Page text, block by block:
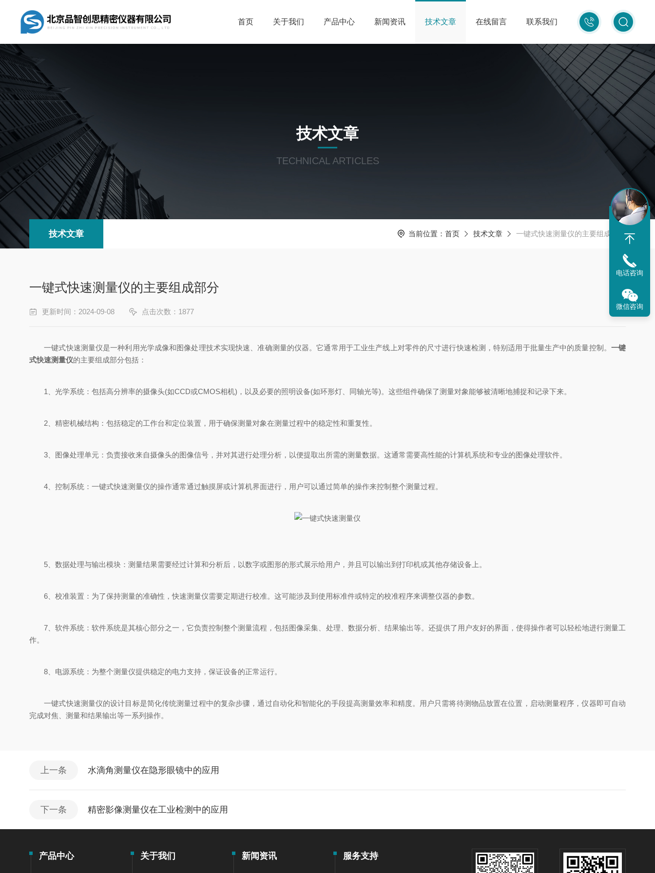
010-
87681080
首页 关于我们 产品中心 新闻资讯 技术文章 在线留言 联系我们
技术文章
TECHNICAL ARTICLES
技术文章 当前位置： 首页 技术文章 一键式快速测量仪的主要组成部分
一键式快速测量仪的主要组成部分
更新时间：2024-09-08 点击次数：1877
一键式快速测量仪是一种利用光学成像和图像处理技术实现快速、准确测量的仪器。它通常用于工业生产线上对零件的尺寸进行快速检测，特别适用于批量生产中的质量控制。 一键
式快速测量仪的主要组成部分包括：
1、光学系统：包括高分辨率的摄像头(如CCD或CMOS相机)，以及必要的照明设备(如环形灯、同轴光等)。这些组件确保了测量对象能够被清晰地捕捉和记录下来。
2、精密机械结构：包括稳定的工作台和定位装置，用于确保测量对象在测量过程中的稳定性和重复性。
3、图像处理单元：负责接收来自摄像头的图像信号，并对其进行处理分析，以便提取出所需的测量数据。这通常需要高性能的计算机系统和专业的图像处理软件。
4、控制系统：一键式快速测量仪的操作通常通过触摸屏或计算机界面进行，用户可以通过简单的操作来控制整个测量过程。
5、数据处理与输出模块：测量结果需要经过计算和分析后，以数字或图形的形式展示给用户，并且可以输出到打印机或其他存储设备上。
6、校准装置：为了保持测量的准确性，快速测量仪需要定期进行校准。这可能涉及到使用标准件或特定的校准程序来调整仪器的参数。
7、软件系统：软件系统是其核心部分之一，它负责控制整个测量流程，包括图像采集、处理、数据分析、结果输出等。还提供了用户友好的界面，使得操作者可以轻松地进行测量工
作。
8、电源系统：为整个测量仪提供稳定的电力支持，保证设备的正常运行。
一键式快速测量仪的设计目标是简化传统测量过程中的复杂步骤，通过自动化和智能化的手段提高测量效率和精度。用户只需将待测物品放置在位置，启动测量程序，仪器即可自动
完成对焦、测量和结果输出等一系列操作。
上一条 水滴角测量仪在隐形眼镜中的应用
下一条 精密影像测量仪在工业检测中的应用
产品中心 关于我们 新闻资讯 服务支持
电话咨询
微信咨询